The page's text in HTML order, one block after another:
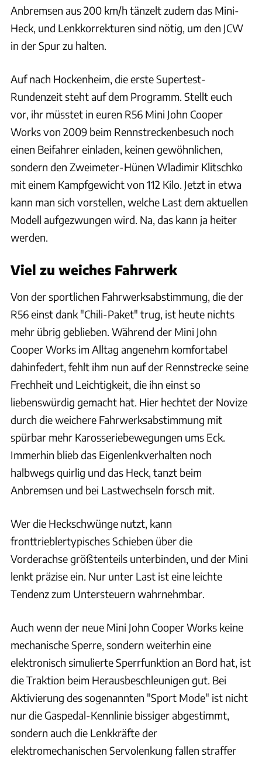
Anbremsen aus 200 km/h tänzelt zudem das Mini-
Heck, und Lenkkorrekturen sind nötig, um den JCW
in der Spur zu halten.
Auf nach Hockenheim, die erste Supertest-
Rundenzeit steht auf dem Programm. Stellt euch
vor, ihr müsstet in euren R56 Mini John Cooper
Works von 2009 beim Rennstreckenbesuch noch
einen Beifahrer einladen, keinen gewöhnlichen,
sondern den Zweimeter-Hünen Wladimir Klitschko
mit einem Kampfgewicht von 112 Kilo. Jetzt in etwa
kann man sich vorstellen, welche Last dem aktuellen
Modell aufgezwungen wird. Na, das kann ja heiter
werden.
Viel zu weiches Fahrwerk
Von der sportlichen Fahrwerksabstimmung, die der
R56 einst dank "Chili-Paket" trug, ist heute nichts
mehr übrig geblieben. Während der Mini John
Cooper Works im Alltag angenehm komfortabel
dahinfedert, fehlt ihm nun auf der Rennstrecke seine
Frechheit und Leichtigkeit, die ihn einst so
liebenswürdig gemacht hat. Hier hechtet der Novize
durch die weichere Fahrwerksabstimmung mit
spürbar mehr Karosseriebewegungen ums Eck.
Immerhin blieb das Eigenlenkverhalten noch
halbwegs quirlig und das Heck, tanzt beim
Anbremsen und bei Lastwechseln forsch mit.
Wer die Heckschwünge nutzt, kann
fronttrieblertypisches Schieben über die
Vorderachse größtenteils unterbinden, und der Mini
lenkt präzise ein. Nur unter Last ist eine leichte
Tendenz zum Untersteuern wahrnehmbar.
Auch wenn der neue Mini John Cooper Works keine
mechanische Sperre, sondern weiterhin eine
elektronisch simulierte Sperrfunktion an Bord hat, ist
die Traktion beim Herausbeschleunigen gut. Bei
Aktivierung des sogenannten "Sport Mode" ist nicht
nur die Gaspedal-Kennlinie bissiger abgestimmt,
sondern auch die Lenkkräfte der
elektromechanischen Servolenkung fallen straffer